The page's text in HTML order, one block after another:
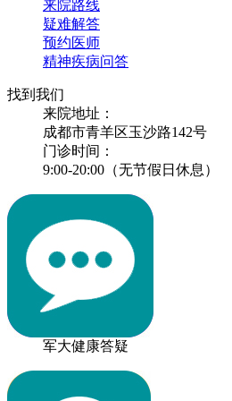
来院路线
疑难解答
预约医师
精神疾病问答
找到我们
来院地址：
成都市青羊区玉沙路142号
门诊时间：
9:00-20:00（无节假日休息）
军大健康答疑